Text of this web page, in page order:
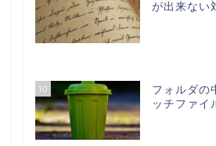
が出来ない
10
フォルダの
ッチファイ